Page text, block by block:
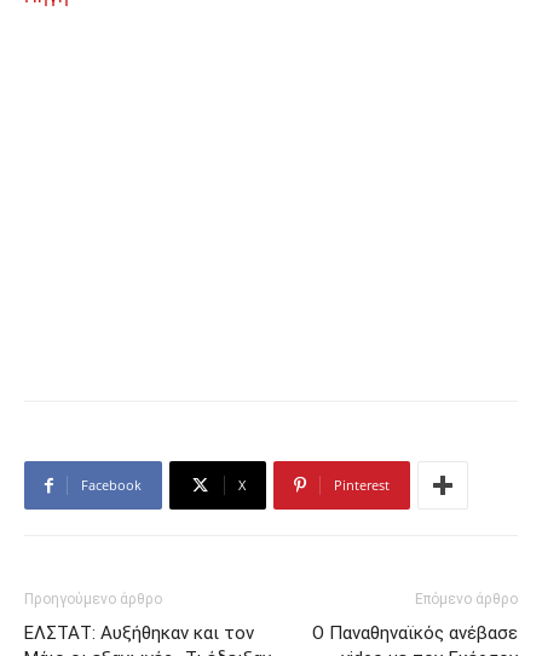
Facebook X Pinterest
Προηγούμενο άρθρο
ΕΛΣΤΑΤ: Αυξήθηκαν και τον
Επόμενο άρθρο
Ο Παναθηναϊκός ανέβασε